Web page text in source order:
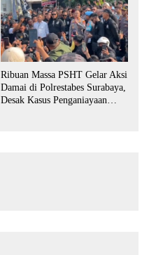
Ribuan Massa PSHT Gelar Aksi
Damai di Polrestabes Surabaya,
Desak Kasus Penganiayaan